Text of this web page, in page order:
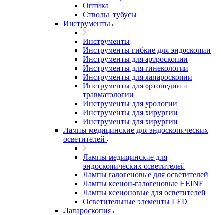
Оптика
Стволы, тубусы
Инструменты
Инструменты
Инструменты гибкие для эндоскопии
Инструменты для артроскопии
Инструменты для гинекологии
Инструменты для лапароскопии
Инструменты для ортопедии и
травматологии
Инструменты для урологии
Инструменты для хирургии
Инструменты для хирургии
Лампы медицинские для эндоскопических
осветителей
Лампы медицинские для
эндоскопических осветителей
Лампы галогеновые для осветителей
Лампы ксенон-галогеновые HEINE
Лампы ксеноновые для осветителей
Осветительные элементы LED
Лапароскопия